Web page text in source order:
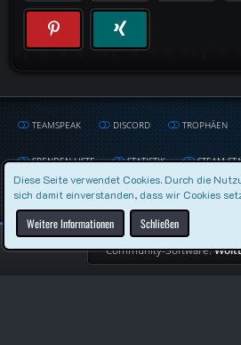
TEAMSPEAK DISCORD TROPHÄEN
SPENDEN LISTE STATISTIK STEAM
DATENSCHUTZERKLÄRUNG IMPRESSUM
Community-Software:
Diese Seite verwendet Cookies. Durch die
sich damit einverstanden, dass wir Cookies
Weitere Informationen Schließen